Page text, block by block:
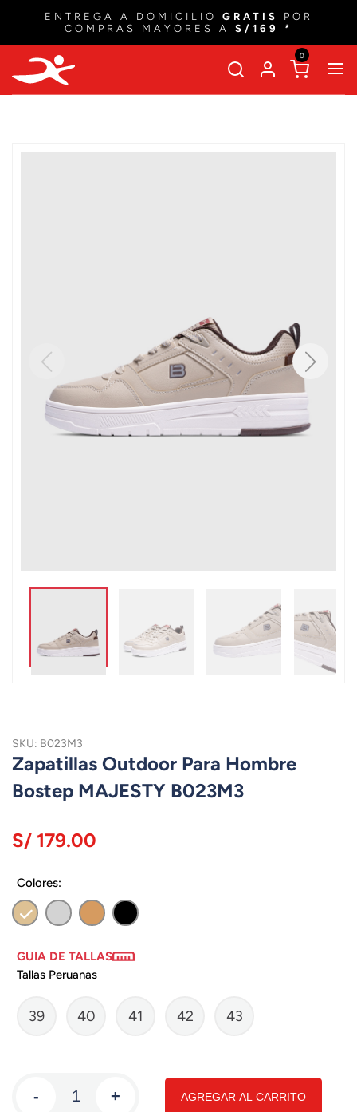
ENTREGA A DOMICILIO GRATIS
POR
COMPRAS MAYORES A S/169 *
0
SKU: B023M3
Zapatillas Outdoor Para Hombre
Bostep MAJESTY B023M3
S/ 179.00
Colores:
GUIA DE TALLAS
Tallas Peruanas
39 40 41 42 43
- + AGREGAR AL CARRITO